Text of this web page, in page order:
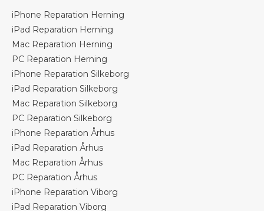
iPhone Reparation Herning
iPad Reparation Herning
Mac Reparation Herning
PC Reparation Herning
iPhone Reparation Silkeborg
iPad Reparation Silkeborg
Mac Reparation Silkeborg
PC Reparation Silkeborg
iPhone Reparation Århus
iPad Reparation Århus
Mac Reparation Århus
PC Reparation Århus
iPhone Reparation Viborg
iPad Reparation Viborg